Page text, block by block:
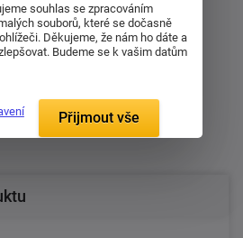
2-2T2S je geniální kus
získáte přídavný úložný
zaujme ...
souhlas se zpracováním
souborů, které se dočasně
Děkujeme, že nám ho dáte a
Budeme se k vašim datům
Přijmout vše